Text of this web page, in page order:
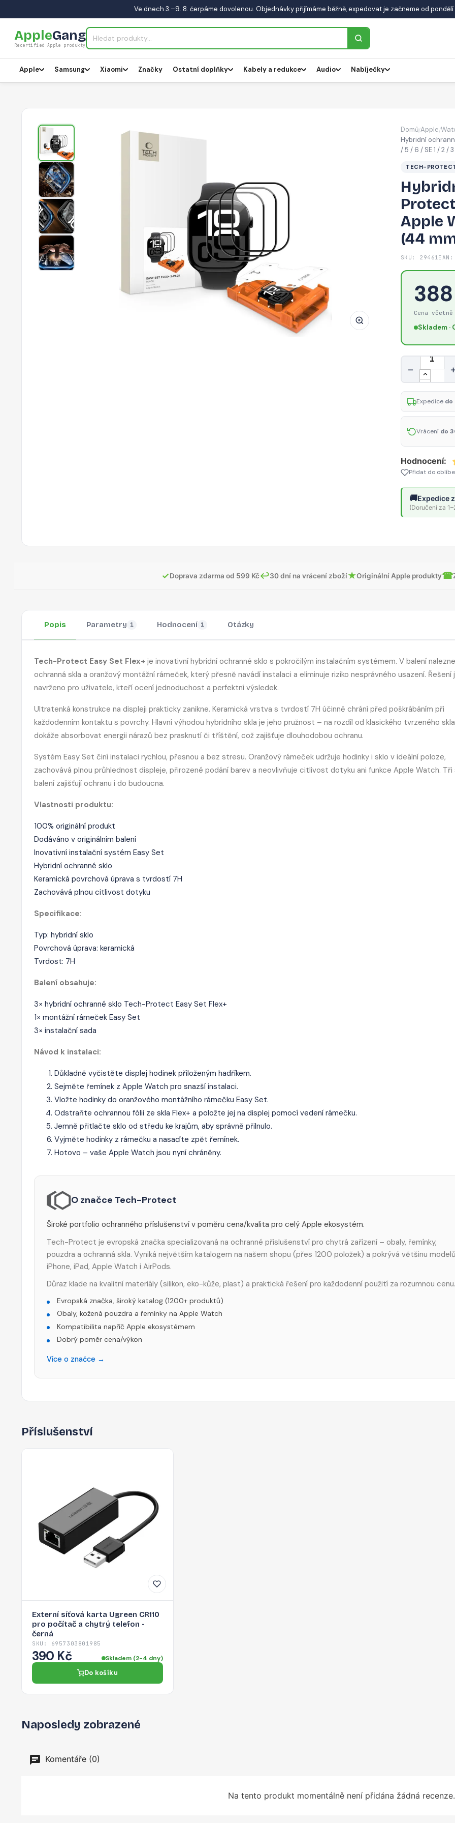
Ve dnech 3.–9. 8. čerpáme dovolenou. Objednávky přijímáme běžně, expedovat je začneme od pondělí
AppleGang
Recertified Apple produkty
Apple Samsung Xiaomi Značky Ostatní doplňky Kabely a redukce Audio Nabíječky
Hybridní
ochranné
sklo
Tech-
Protect
Easy
–
Domů/Apple/
Hybridní
/ 5 / 6 / SE 1 / 2 /
TECH-
Apple
(44
SKU: 29461
Cena
Skladem ·
Množství
−
Expedice do
Vrácení do
Hodnocení:
Přidat do
🚚Expedice
(Doručení za
✓Doprava zdarma od 599 Kč↩30 dní na vrácení zboží★Originální Apple produkty☎
Popis Parametry 1 Hodnocení 1 Otázky
Tech-Protect Easy Set Flex+ je inovativní hybridní ochranné sklo s pokročilým instalačním systémem. V balení
ochranná skla a oranžový montážní rámeček, který přesně navádí instalaci a eliminuje riziko nesprávného usazení. Řešení
navrženo pro uživatele, kteří ocení jednoduchost a perfektní výsledek.
Ultratenká konstrukce na displeji prakticky zanikne. Keramická vrstva s tvrdostí 7H účinně chrání před poškrábáním při
každodenním kontaktu s povrchy. Hlavní výhodou hybridního skla je jeho pružnost – na rozdíl od klasického tvrzeného skla
dokáže absorbovat energii nárazů bez prasknutí či tříštění, což zajišťuje dlouhodobou ochranu.
Systém Easy Set činí instalaci rychlou, přesnou a bez stresu. Oranžový rámeček udržuje hodinky i sklo v ideální poloze,
zachovává plnou průhlednost displeje, přirozené podání barev a neovlivňuje citlivost dotyku ani funkce Apple Watch. Tři
balení zajišťují ochranu i do budoucna.
Vlastnosti produktu:
100% originální produkt
Dodáváno v originálním balení
Inovativní instalační systém Easy Set
Hybridní ochranné sklo
Keramická povrchová úprava s tvrdostí 7H
Zachovává plnou citlivost dotyku
Specifikace:
Typ: hybridní sklo
Povrchová úprava: keramická
Tvrdost: 7H
Balení obsahuje:
3× hybridní ochranné sklo Tech-Protect Easy Set Flex+
1× montážní rámeček Easy Set
3× instalační sada
Návod k instalaci:
Důkladně vyčistěte displej hodinek přiloženým hadříkem.
Sejměte řemínek z Apple Watch pro snazší instalaci.
Vložte hodinky do oranžového montážního rámečku Easy Set.
Odstraňte ochrannou fólii ze skla Flex+ a položte jej na displej pomocí vedení rámečku.
Jemně přitlačte sklo od středu ke krajům, aby správně přilnulo.
Vyjměte hodinky z rámečku a nasaďte zpět řemínek.
Hotovo – vaše Apple Watch jsou nyní chráněny.
O značce Tech-Protect
Široké portfolio ochranného příslušenství v poměru cena/kvalita pro celý Apple ekosystém.
Tech-Protect je evropská značka specializovaná na ochranné příslušenství pro chytrá zařízení – obaly, řemínky,
pouzdra a ochranná skla. Vyniká největším katalogem na našem shopu (přes 1200 položek) a pokrývá většinu
iPhone, iPad, Apple Watch i AirPods.
Důraz klade na kvalitní materiály (silikon, eko-kůže, plast) a praktická řešení pro každodenní použití za rozumnou cenu.
Evropská značka, široký katalog (1200+ produktů)
Obaly, kožená pouzdra a řemínky na Apple Watch
Kompatibilita napříč Apple ekosystémem
Dobrý poměr cena/výkon
Více o značce →
Příslušenství
Externí síťová karta Ugreen CR110
pro počítač a chytrý telefon -
černá
SKU: 6957303801985
390 Kč Skladem (2-4 dny)
Do košíku
Naposledy zobrazené
Komentáře (0)
Na tento produkt momentálně není přidána žádná recenze.